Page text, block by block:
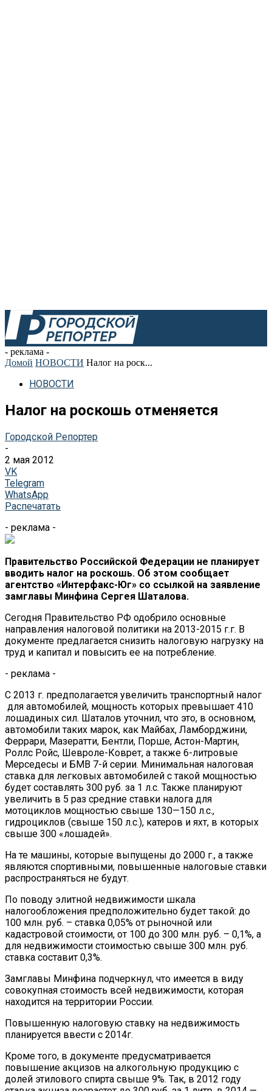
- реклама -
Домой НОВОСТИ Налог на роск...
НОВОСТИ
Налог на роскошь отменяется
Городской Репортер
-
2 мая 2012
VK
Telegram
WhatsApp
Распечатать
- реклама -
Правительство Российской Федерации не планирует
вводить налог на роскошь. Об этом сообщает
агентство «Интерфакс-Юг» со ссылкой на заявление
замглавы Минфина Сергея Шаталова.
Сегодня Правительство РФ одобрило основные
направления налоговой политики на 2013-2015 г.г. В
документе предлагается снизить налоговую нагрузку на
труд и капитал и повысить ее на потребление.
- реклама -
С 2013 г. предполагается увеличить транспортный налог
для автомобилей, мощность которых превышает 410
лошадиных сил. Шаталов уточнил, что это, в основном,
автомобили таких марок, как Майбах, Ламборджини,
Феррари, Мазератти, Бентли, Порше, Астон-Мартин,
Роллс Ройс, Шевроле-Коврет, а также 6-литровые
Мерседесы и БМВ 7-й серии. Минимальная налоговая
ставка для легковых автомобилей с такой мощностью
будет составлять 300 руб. за 1 л.с. Также планируют
увеличить в 5 раз средние ставки налога для
мотоциклов мощностью свыше 130—150 л.с.,
гидроциклов (свыше 150 л.с.), катеров и яхт, в которых
свыше 300 «лошадей».
На те машины, которые выпущены до 2000 г., а также
являются спортивными, повышенные налоговые ставки
распространяться не будут.
По поводу элитной недвижимости шкала
налогообложения предположительно будет такой: до
100 млн. руб. – ставка 0,05% от рыночной или
кадастровой стоимости, от 100 до 300 млн. руб. – 0,1%, а
для недвижимости стоимостью свыше 300 млн. руб.
ставка составит 0,3%.
Замглавы Минфина подчеркнул, что имеется в виду
совокупная стоимость всей недвижимости, которая
находится на территории России.
Повышенную налоговую ставку на недвижимость
планируется ввести с 2014г.
Кроме того, в документе предусматривается
повышение акцизов на алкогольную продукцию с
долей этилового спирта свыше 9%. Так, в 2012 году